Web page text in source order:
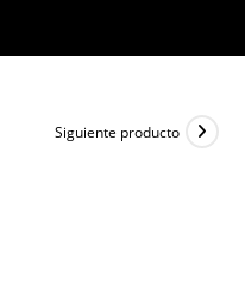
Siguiente producto